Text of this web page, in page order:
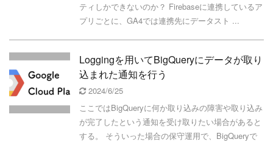
ティしかできないのか？ Firebaseに連携しているア
プリごとに、GA4では連携先にデータスト ...
Loggingを用いてBigQueryにデータが取り
込まれた通知を行う
2024/6/25
ここではBigQueryに何か取り込みの障害や取り込み
が完了したという通知を受け取りたい場合があると
する。 そういった場合の保守運用で、BigQueryで